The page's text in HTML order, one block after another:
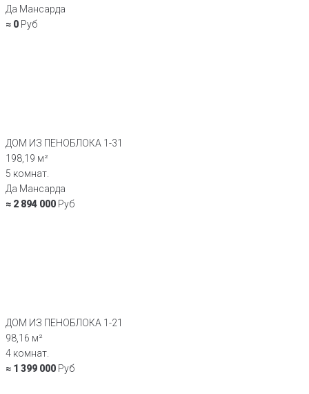
Да Мансарда
≈ 0 Руб
ДОМ ИЗ ПЕНОБЛОКА 1-31
198,19 м²
5 комнат.
Да Мансарда
≈ 2 894 000 Руб
ДОМ ИЗ ПЕНОБЛОКА 1-21
98,16 м²
4 комнат.
≈ 1 399 000 Руб